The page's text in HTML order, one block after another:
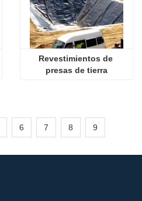
Revestimientos de
presas de tierra
6 7 8 9